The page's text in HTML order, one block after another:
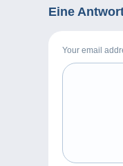
Eine
Your email